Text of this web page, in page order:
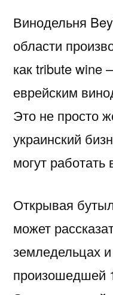
Винодельня
области
как tribute
еврейским
Это не просто
украинский
могут работать
Открывая
может
земледельцах
произошедшей